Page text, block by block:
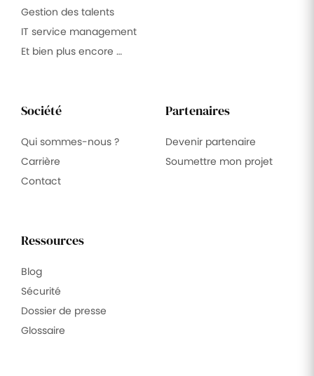
Gestion des talents
IT service management
Et bien plus encore …
Société
Qui sommes-nous ?
Carrière
Contact
Partenaires
Devenir partenaire
Soumettre mon projet
Ressources
Blog
Sécurité
Dossier de presse
Glossaire